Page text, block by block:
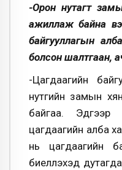
-Орон нутагт
ажиллаж байна вэ.
байгууллагын
болсон шалтгаан,
-Цагдаагийн
нутгийн замын
байгаа.
цагдаагийн алба
нь цагдаагийн
биелүүлэхэд